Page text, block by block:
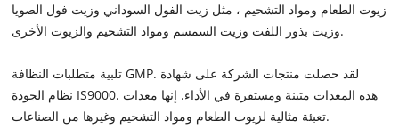
زيوت الطعام ومواد التشحيم ، مثل زيت الفول السوداني وزيت فول الصويا
وزيت بذور اللفت وزيت السمسم ومواد التشحيم والزيوت الأخرى.
تلبية متطلبات النظافة GMP. لقد حصلت منتجات الشركة على شهادة
نظام الجودة IS9000. هذه المعدات متينة ومستقرة في الأداء. إنها معدات
تعبئة مثالية لزيوت الطعام ومواد التشحيم وغيرها من الصناعات.